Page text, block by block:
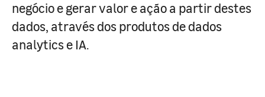
negócio e gerar valor e ação a partir destes
dados, através dos produtos de dados
analytics e IA.